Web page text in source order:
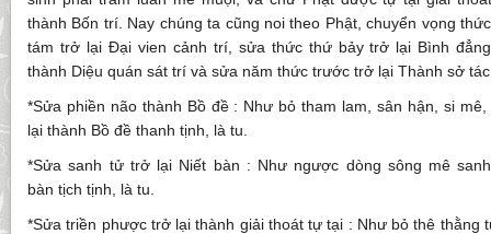
thành Bốn trí. Nay chúng ta cũng noi theo Phật, chuyển vọng
tám trở lại Đại vien cảnh trí, sửa thức thứ bảy trở lại Bình
thành Diệu quán sát trí và sửa năm thức trước trở lại Thành sở
*Sửa phiền não thành Bồ đề : Như bỏ tham lam, sân hận, si
lại thành Bồ đề thanh tịnh, là tu.
*Sửa sanh tử trở lại Niết bàn : Như ngược dòng sông mê
bàn tịch tịnh, là tu.
*Sửa triền phược trở lại thành giải thoát tự tại : Như bỏ thê thằng